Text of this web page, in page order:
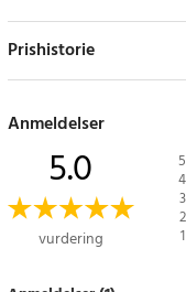
Det robuste trælåg
friskt, hvilket gør
ingrediens hurtigt.
En stilfuld detalje,
Glaskrukken er ikke kun
køkkenindretning,
Prishistorie
Anmeldelser
5.0
vurdering
5
4
3
2
1